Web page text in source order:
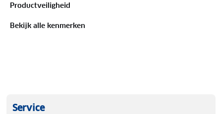
Productveiligheid
Bekijk alle kenmerken
Service